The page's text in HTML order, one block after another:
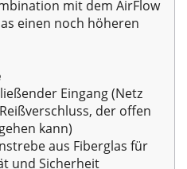
mit dem AirFlow
einen noch höheren
Eingang (Netz
der offen
kann)
aus Fiberglas für
und Sicherheit